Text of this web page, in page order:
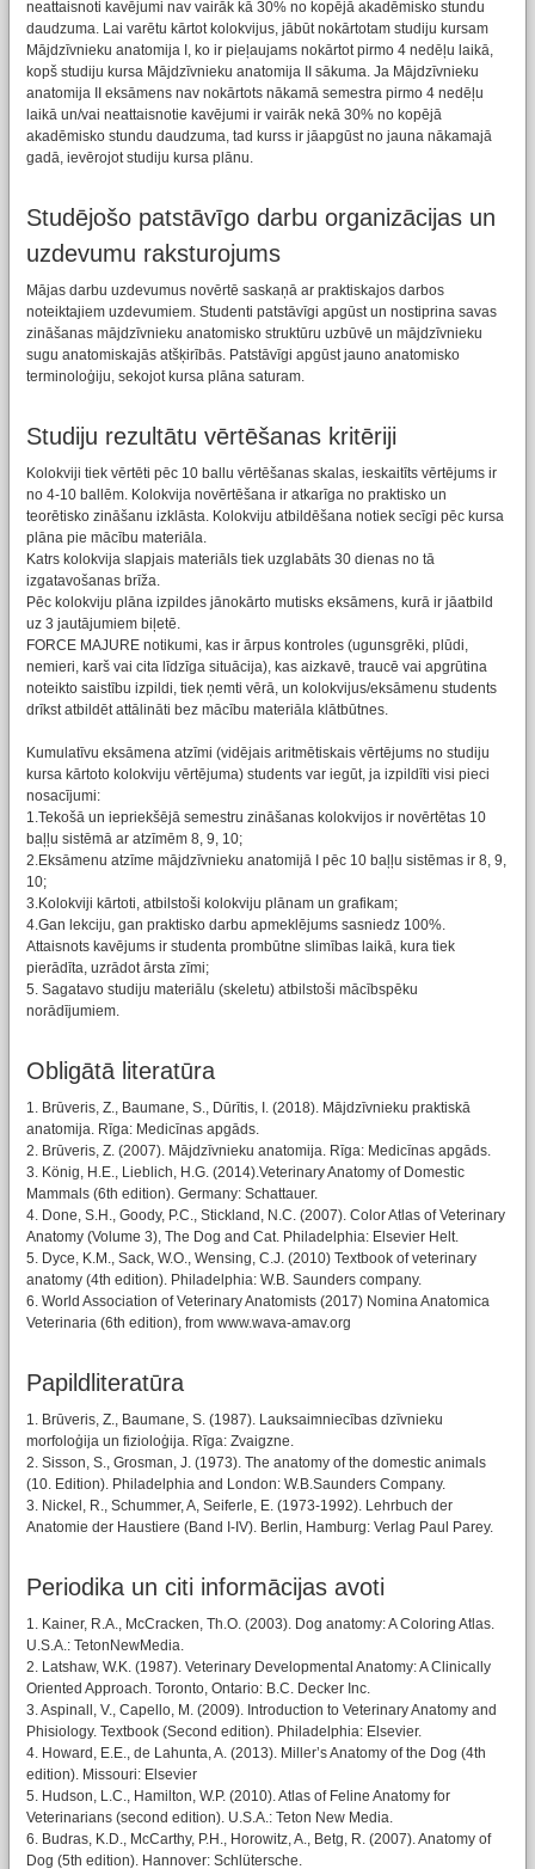
neattaisnoti kavējumi nav vairāk kā 30% no kopējā akadēmisko stundu
daudzuma. Lai varētu kārtot kolokvijus, jābūt nokārtotam studiju kursam
Mājdzīvnieku anatomija I, ko ir pieļaujams nokārtot pirmo 4 nedēļu laikā,
kopš studiju kursa Mājdzīvnieku anatomija II sākuma. Ja Mājdzīvnieku
anatomija II eksāmens nav nokārtots nākamā semestra pirmo 4 nedēļu
laikā un/vai neattaisnotie kavējumi ir vairāk nekā 30% no kopējā
akadēmisko stundu daudzuma, tad kurss ir jāapgūst no jauna nākamajā
gadā, ievērojot studiju kursa plānu.
Studējošo patstāvīgo darbu organizācijas un
uzdevumu raksturojums
Mājas darbu uzdevumus novērtē saskaņā ar praktiskajos darbos
noteiktajiem uzdevumiem. Studenti patstāvīgi apgūst un nostiprina savas
zināšanas mājdzīvnieku anatomisko struktūru uzbūvē un mājdzīvnieku
sugu anatomiskajās atšķirībās. Patstāvīgi apgūst jauno anatomisko
terminoloģiju, sekojot kursa plāna saturam.
Studiju rezultātu vērtēšanas kritēriji
Kolokviji tiek vērtēti pēc 10 ballu vērtēšanas skalas, ieskaitīts vērtējums ir
no 4-10 ballēm. Kolokvija novērtēšana ir atkarīga no praktisko un
teorētisko zināšanu izklāsta. Kolokviju atbildēšana notiek secīgi pēc kursa
plāna pie mācību materiāla.
Katrs kolokvija slapjais materiāls tiek uzglabāts 30 dienas no tā
izgatavošanas brīža.
Pēc kolokviju plāna izpildes jānokārto mutisks eksāmens, kurā ir jāatbild
uz 3 jautājumiem biļetē.
FORCE MAJURE notikumi, kas ir ārpus kontroles (ugunsgrēki, plūdi,
nemieri, karš vai cita līdzīga situācija), kas aizkavē, traucē vai apgrūtina
noteikto saistību izpildi, tiek ņemti vērā, un kolokvijus/eksāmenu students
drīkst atbildēt attālināti bez mācību materiāla klātbūtnes.
Kumulatīvu eksāmena atzīmi (vidējais aritmētiskais vērtējums no studiju
kursa kārtoto kolokviju vērtējuma) students var iegūt, ja izpildīti visi pieci
nosacījumi:
1.Tekošā un iepriekšējā semestru zināšanas kolokvijos ir novērtētas 10
baļļu sistēmā ar atzīmēm 8, 9, 10;
2.Eksāmenu atzīme mājdzīvnieku anatomijā I pēc 10 baļļu sistēmas ir 8, 9,
10;
3.Kolokviji kārtoti, atbilstoši kolokviju plānam un grafikam;
4.Gan lekciju, gan praktisko darbu apmeklējums sasniedz 100%.
Attaisnots kavējums ir studenta prombūtne slimības laikā, kura tiek
pierādīta, uzrādot ārsta zīmi;
5. Sagatavo studiju materiālu (skeletu) atbilstoši mācībspēku
norādījumiem.
Obligātā literatūra
1. Brūveris, Z., Baumane, S., Dūrītis, I. (2018). Mājdzīvnieku praktiskā
anatomija. Rīga: Medicīnas apgāds.
2. Brūveris, Z. (2007). Mājdzīvnieku anatomija. Rīga: Medicīnas apgāds.
3. König, H.E., Lieblich, H.G. (2014).Veterinary Anatomy of Domestic
Mammals (6th edition). Germany: Schattauer.
4. Done, S.H., Goody, P.C., Stickland, N.C. (2007). Color Atlas of Veterinary
Anatomy (Volume 3), The Dog and Cat. Philadelphia: Elsevier Helt.
5. Dyce, K.M., Sack, W.O., Wensing, C.J. (2010) Textbook of veterinary
anatomy (4th edition). Philadelphia: W.B. Saunders company.
6. World Association of Veterinary Anatomists (2017) Nomina Anatomica
Veterinaria (6th edition), from www.wava-amav.org
Papildliteratūra
1. Brūveris, Z., Baumane, S. (1987). Lauksaimniecības dzīvnieku
morfoloģija un fizioloģija. Rīga: Zvaigzne.
2. Sisson, S., Grosman, J. (1973). The anatomy of the domestic animals
(10. Edition). Philadelphia and London: W.B.Saunders Company.
3. Nickel, R., Schummer, A, Seiferle, E. (1973-1992). Lehrbuch der
Anatomie der Haustiere (Band I-IV). Berlin, Hamburg: Verlag Paul Parey.
Periodika un citi informācijas avoti
1. Kainer, R.A., McCracken, Th.O. (2003). Dog anatomy: A Coloring Atlas.
U.S.A.: TetonNewMedia.
2. Latshaw, W.K. (1987). Veterinary Developmental Anatomy: A Clinically
Oriented Approach. Toronto, Ontario: B.C. Decker Inc.
3. Aspinall, V., Capello, M. (2009). Introduction to Veterinary Anatomy and
Phisiology. Textbook (Second edition). Philadelphia: Elsevier.
4. Howard, E.E., de Lahunta, A. (2013). Miller’s Anatomy of the Dog (4th
edition). Missouri: Elsevier
5. Hudson, L.C., Hamilton, W.P. (2010). Atlas of Feline Anatomy for
Veterinarians (second edition). U.S.A.: Teton New Media.
6. Budras, K.D., McCarthy, P.H., Horowitz, A., Betg, R. (2007). Anatomy of
Dog (5th edition). Hannover: Schlütersche.